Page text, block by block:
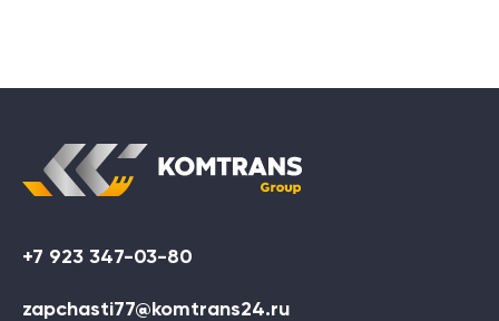
+7 923 347-03-80
zapchasti77@komtrans24.ru